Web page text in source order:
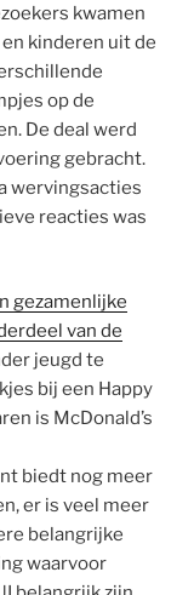
kwamen
kinderen uit de
op de
De deal werd
gebracht.
wervingsacties
reacties was
gezamenlijke
van de
jeugd te
bij een Happy
is McDonald’s
biedt nog meer
er is veel meer
belangrijke
waarvoor